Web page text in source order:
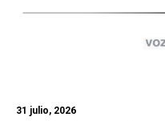
31 julio, 2026